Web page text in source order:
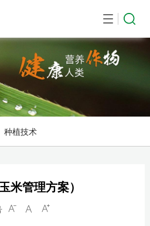
种植技术
米管理方案）
  